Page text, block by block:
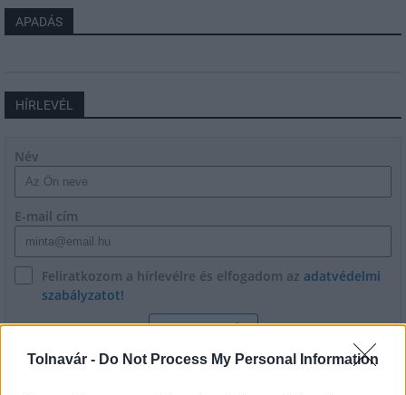
Tolnavár - Do Not Process My Personal Information
APADÁS
HÍRLEVÉL
Név
E-mail cím
Feliratkozom a hírlevélre és elfogadom az adatvédelmi
szabályzatot!
FELIRATKOZÁS